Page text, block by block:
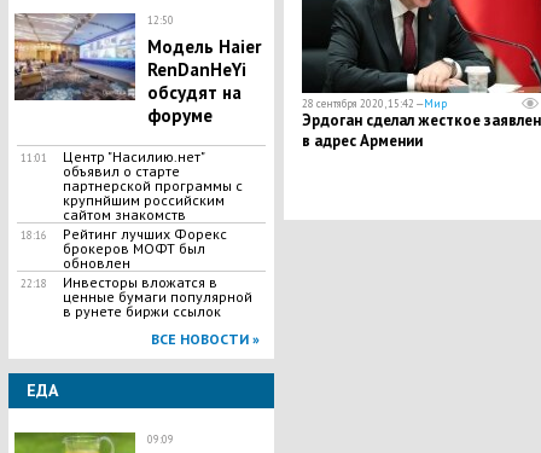
12:50
Модель Haier
RenDanHeYi
обсудят на
форуме
11:01
Центр "Насилию.нет"
объявил о старте
партнерской программы с
крупнйшим российским
сайтом знакомств
18:16
Рейтинг лучших Форекс
брокеров МОФТ был
обновлен
22:18
Инвесторы вложатся в
ценные бумаги популярной
в рунете биржи ссылок
ВСЕ НОВОСТИ »
ЕДА
09:09
28 сентября 2020, 15:42 —Мир
​Эрдоган сделал жесткое
в адрес Армении